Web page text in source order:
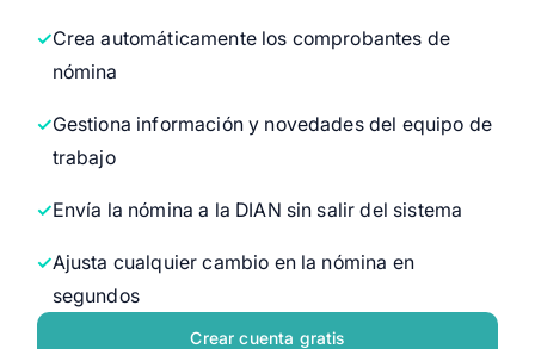
Crea automáticamente los comprobantes de
nómina
Gestiona información y novedades del equipo de
trabajo
Envía la nómina a la DIAN sin salir del sistema
Ajusta cualquier cambio en la nómina en
segundos
Crear cuenta gratis